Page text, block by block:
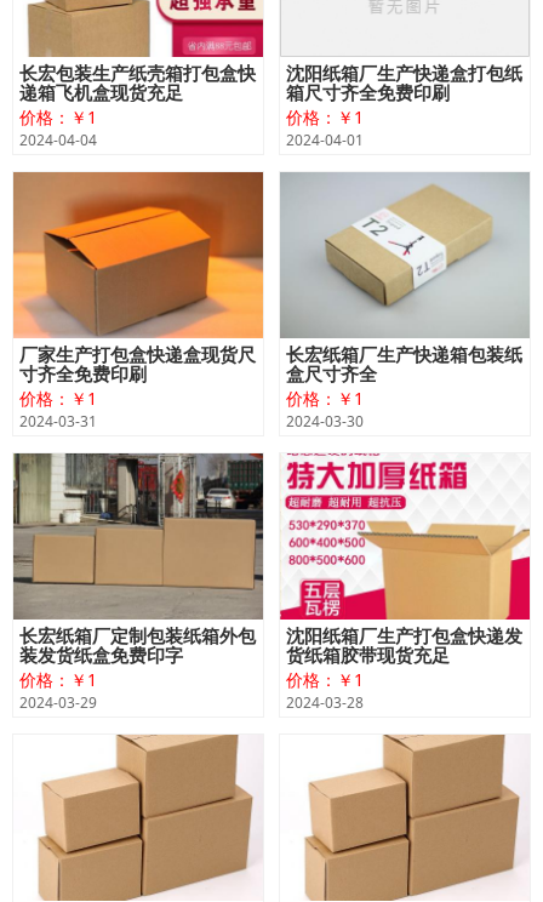
长宏包装生产纸壳箱打包盒快
递箱飞机盒现货充足
价格：￥1
2024-04-04
沈阳纸箱厂生产快递盒打包纸
箱尺寸齐全免费印刷
价格：￥1
2024-04-01
厂家生产打包盒快递盒现货尺
寸齐全免费印刷
价格：￥1
2024-03-31
长宏纸箱厂生产快递箱包装纸
盒尺寸齐全
价格：￥1
2024-03-30
长宏纸箱厂定制包装纸箱外包
装发货纸盒免费印字
价格：￥1
2024-03-29
沈阳纸箱厂生产打包盒快递发
货纸箱胶带现货充足
价格：￥1
2024-03-28